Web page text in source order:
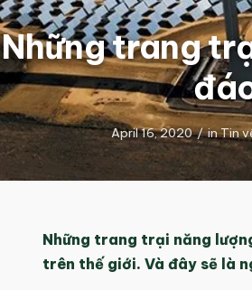
Những trang
April 16, 2020 / inTin
Những trang trại năng
trên thế giới. Và đây sẽ là